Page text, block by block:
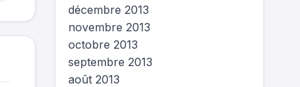
décembre 2013
novembre 2013
octobre 2013
septembre 2013
août 2013